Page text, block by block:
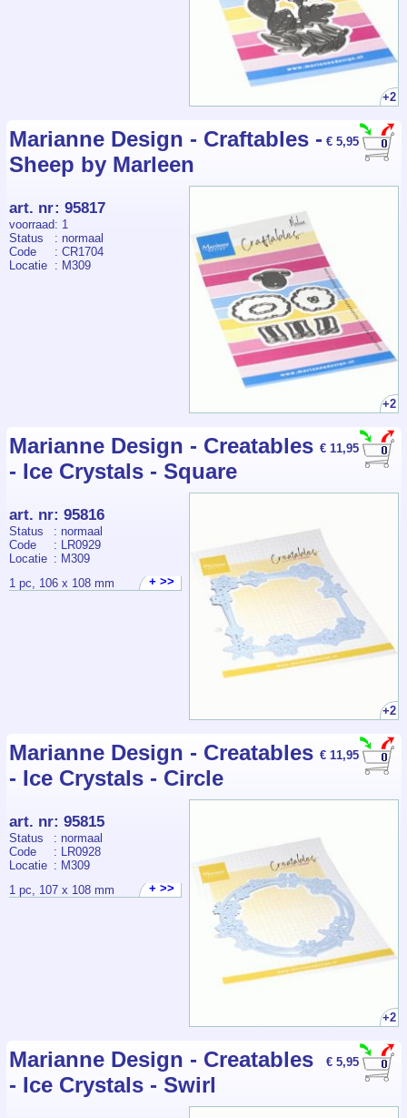
+2
€ 5,95
Marianne Design - Craftables -
Sheep by Marleen
+2
art. nr: 95817
voorraad: 1
Status
: normaal
Code
: CR1704
Locatie : M309
€ 11,95
Marianne Design - Creatables
- Ice Crystals - Square
+2
art. nr: 95816
Status
: normaal
Code
: LR0929
Locatie : M309
1 pc, 106 x 108 mm
+ >>
€ 11,95
Marianne Design - Creatables
- Ice Crystals - Circle
+2
art. nr: 95815
Status
: normaal
Code
: LR0928
Locatie : M309
1 pc, 107 x 108 mm
+ >>
€ 5,95
Marianne Design - Creatables
- Ice Crystals - Swirl